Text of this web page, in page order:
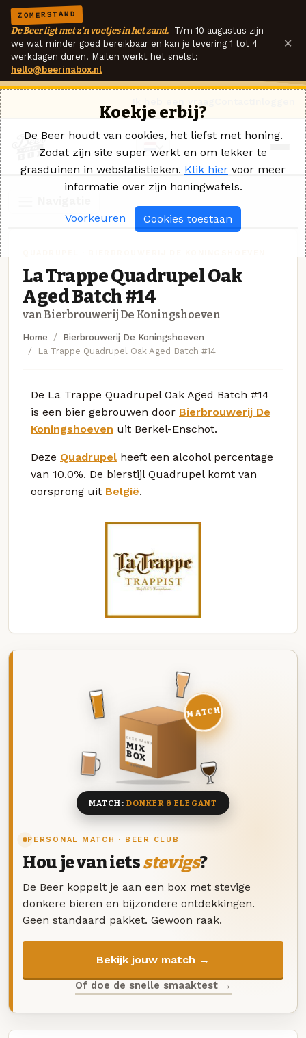
ZOMERSTAND
De Beer ligt met z'n voetjes in het zand. T/m 10 augustus zijn
we wat minder goed bereikbaar en kan je levering 1 tot 4
werkdagen duren. Mailen werkt het snelst:
hello@beerinabox.nl
×
La Trappe Quadrupel Oak
Aged Batch #14
van Bierbrouwerij De Koningshoeven
Home
Bierbrouwerij De Koningshoeven
La Trappe Quadrupel Oak Aged Batch #14
De La Trappe Quadrupel Oak Aged Batch #14
is een bier gebrouwen door Bierbrouwerij De
Koningshoeven uit Berkel-Enschot.
Deze Quadrupel heeft een alcohol percentage
van 10.0%. De bierstijl Quadrupel komt van
oorsprong uit België.
PERSONAL MATCH · BEER CLUB
Hou je van ietsstevigs?
De Beer koppelt je aan een box met stevige
donkere bieren en bijzondere ontdekkingen.
Geen standaard pakket. Gewoon raak.
Bekijk jouw match →
Of doe de snelle smaaktest →
DEZE MAAND
MIX
BOX
8 BIEREN
MATCH
MATCH: DONKER & ELEGANT
Koekje erbij?
De Beer houdt van cookies, het liefst met honing.
Zodat zijn site super werkt en om lekker te
grasduinen in webstatistieken. Klik hier voor meer
informatie over zijn honingwafels.
Voorkeuren Cookies toestaan